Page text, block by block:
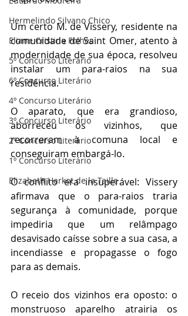
Hermelindo Silvano Chico
Eliane Cristina Folhes
5º Concurso Literário
6º Concurso Literário
4º Concurso Literário
3º Concurso Literário
2º Concurso Literário
1º Concurso Literário
Elizabeth Harkot de la Taille
Um certo M. de Vissery, residente na
comunidade de Saint Omer, atento à
modernidade de sua época, resolveu
instalar um para-raios na sua
residência.
O aparato, que era grandioso,
aborreceu os vizinhos, que
recorreram à comuna local e
conseguiram embargá-lo.
O conflito era insuperável: Vissery
afirmava que o para-raios traria
segurança à comunidade, porque
impediria que um relâmpago
desavisado caísse sobre a sua casa, a
incendiasse e propagasse o fogo
para as demais.
O receio dos vizinhos era oposto: o
monstruoso aparelho atrairia os